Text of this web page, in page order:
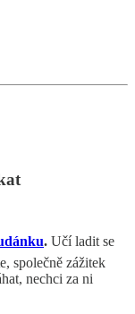
. Učí ladit se
společně zážitek
nechci za ni